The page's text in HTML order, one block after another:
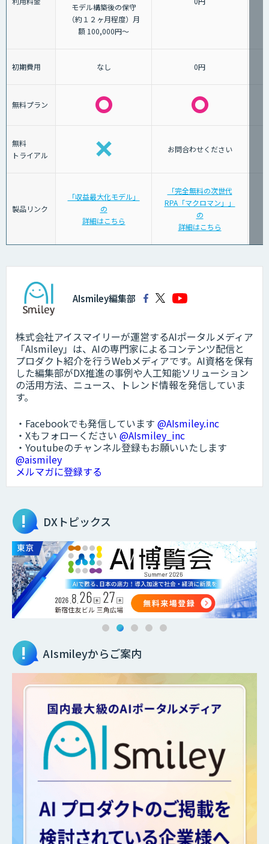
モデル構築後の保守
（約１２ヶ月程度）月
額 100,000円～
初期費用 なし 0円
無料プラン
無料
トライアル
お問合わせください
製品リンク
「収益最大化モデル」
の
詳細はこちら
「完全無料の次世代
RPA「マクロマン」」
の
詳細はこちら
AIsmiley編集部
株式会社アイスマイリーが運営するAIポータルメディア
「AIsmiley」は、AIの専門家によるコンテンツ配信と
プロダクト紹介を行うWebメディアです。AI資格を保有
した編集部がDX推進の事例や人工知能ソリューション
の活用方法、ニュース、トレンド情報を発信していま
す。
・Facebookでも発信しています @AIsmiley.inc
・Xもフォローください @AIsmiley_inc
・Youtubeのチャンネル登録もお願いいたします
@aismiley
メルマガに登録する
DXトピックス
AIsmileyからご案内